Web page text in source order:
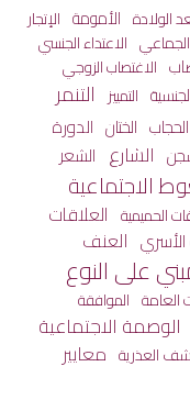
الولادة الأمومة الإتجار
الجماعي الاعتداء الجنسي
الاغتصاب الزوجي
التمييز التنمر
الحجاب الختان الدورة
الشارع الشعر
الاجتماعية
الحميمية العلاقات
العنف
على النوع
العامة الموافقة
الوصمة الاجتماعية
العذرية معايير